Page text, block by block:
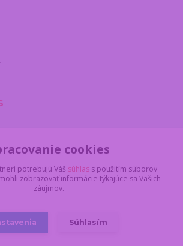
cookies
potrebujú Váš súhlas s použitím súborov
zobrazovať informácie týkajúce sa Vašich
záujmov.
Súhlasím